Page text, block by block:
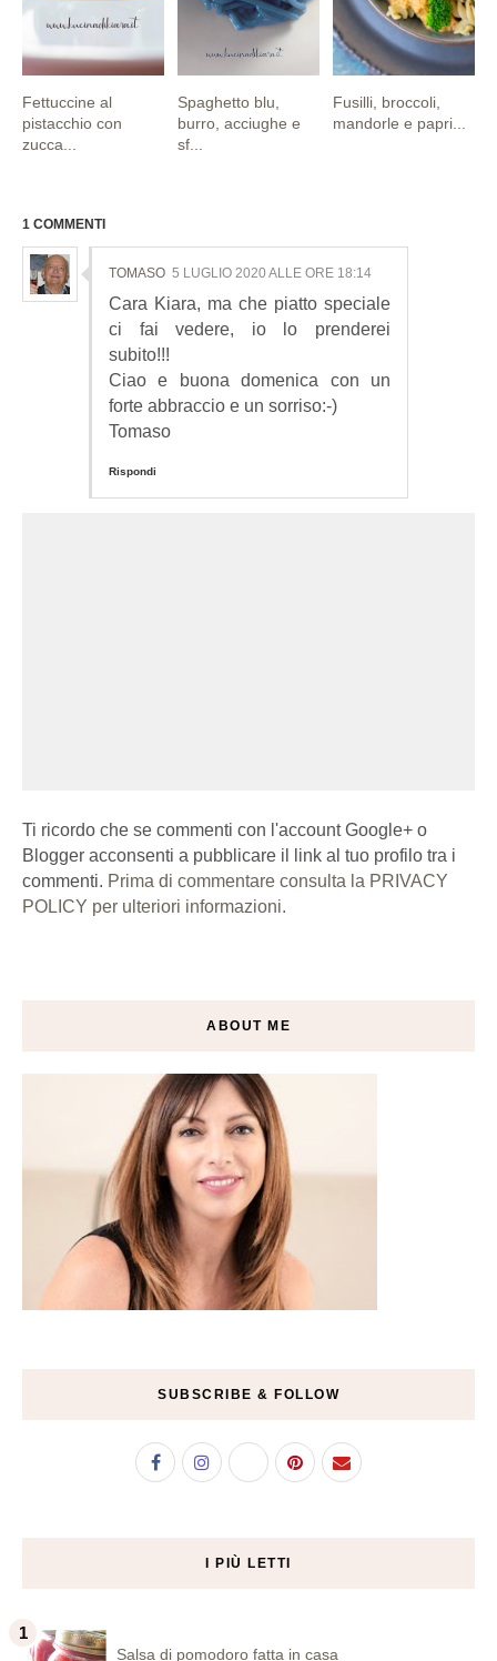
Fettuccine al
pistacchio con
zucca...
Spaghetto blu,
burro, acciughe e
sf...
Fusilli, broccoli,
mandorle e papri...
1 COMMENTI
TOMASO 5 LUGLIO 2020 ALLE ORE 18:14
Cara Kiara, ma che piatto speciale
ci fai vedere, io lo prenderei
subito!!!
Ciao e buona domenica con un
forte abbraccio e un sorriso:-)
Tomaso
Rispondi
Ti ricordo che se commenti con l'account Google+ o
Blogger acconsenti a pubblicare il link al tuo profilo tra i
commenti. Prima di commentare consulta la PRIVACY
POLICY per ulteriori informazioni.
ABOUT ME
SUBSCRIBE & FOLLOW
I PIÙ LETTI
Salsa di pomodoro fatta in casa